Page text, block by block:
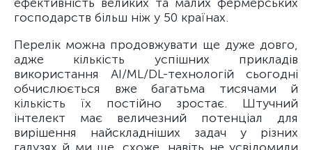
господарств більш ніж у 50 країнах.
Перелік можна продовжувати ще дуже довго,
адже кількість успішних прикладів
використання AI/ML/DL-технологій сьогодні
обчислюється вже багатьма тисячами й
кількість їх постійно зростає. Штучний
інтелект має величезний потенціал для
вирішення найскладніших задач у різних